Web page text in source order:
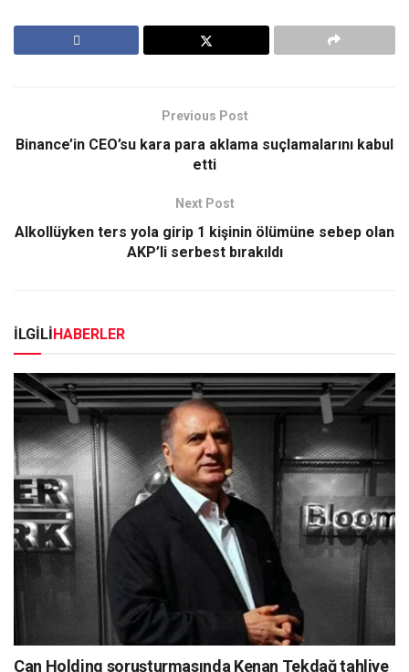
Previous Post
Binance’in CEO’su kara para aklama suçlamalarını kabul
etti
Next Post
Alkollüyken ters yola girip 1 kişinin ölümüne sebep olan
AKP’li serbest bırakıldı
İLGİLİHABERLER
Can Holding soruşturmasında Kenan Tekdağ tahliye